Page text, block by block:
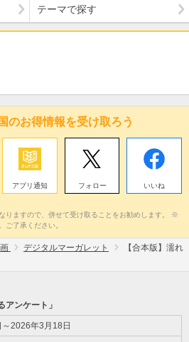
テーマで探す
のお得情報を受け取ろう
アプリ通知 フォロー いいね
りますので、併せて受け取ることをお勧めします。 ※
ご了承ください。
デジタルマーガレット
【合本版】濡れ
アンケート」
2026年3月18日